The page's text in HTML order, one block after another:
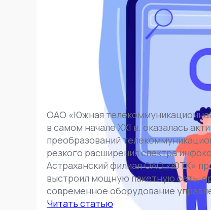
ОАО «Южная
в самом начале XXI в. оказалась
преобразований
резкого расширения спектра
Астраханский филиал ОАО «ЮТК»
выстроил мощную пакетную сеть,
современное оборудование
Читать статью